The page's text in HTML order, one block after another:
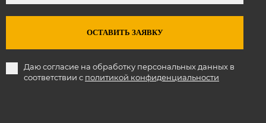
ОСТАВИТЬ ЗАЯВКУ
Даю согласие на обработку персональных данных в
соответствии с политикой конфиденциальности